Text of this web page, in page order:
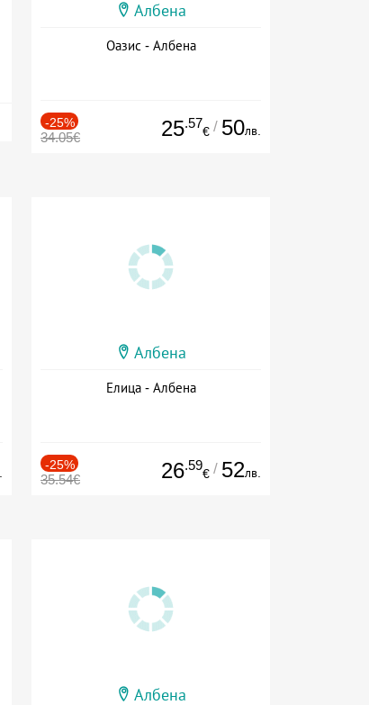
Албена
Оазис - Албена
-25%
34.05€ 25.57
€ / 50лв.
Албена
Елица - Албена
-25%
35.54€ 26.59
€ / 52лв.
Албена